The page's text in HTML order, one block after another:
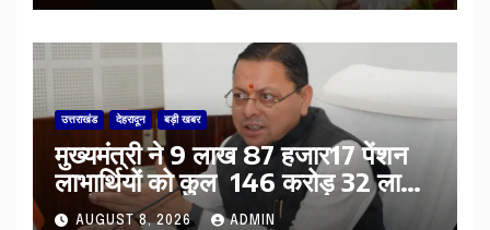
उत्तराखंड देहरादून बड़ी खबर
मुख्यमंत्री ने 9 लाख 87 हजार17 पेंशन
लाभार्थियों को कुल 146 करोड़ 32 लाख
की पेंशन राशि का किया भुगतान
AUGUST 8, 2026 ADMIN